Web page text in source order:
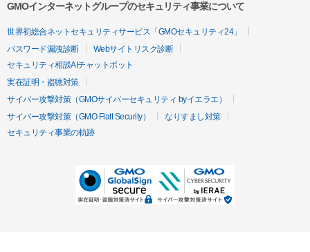
GMOインターネットグループのセキュリティ事業について
世界初総合ネットセキュリティサービス「GMOセキュリティ24」
パスワード漏洩診断
Webサイトリスク診断
セキュリティ相談AIチャットボット
実在証明・盗聴対策
サイバー攻撃対策（GMOサイバーセキュリティ byイエラエ）
サイバー攻撃対策（GMO Flatt Security）
なりすまし対策
セキュリティ事業の軌跡